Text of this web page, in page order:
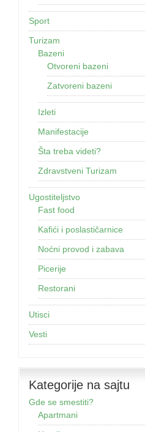
Sport
Turizam
Bazeni
Otvoreni bazeni
Zatvoreni bazeni
Izleti
Manifestacije
Šta treba videti?
Zdravstveni Turizam
Ugostiteljstvo
Fast food
Kafići i poslastičarnice
Noćni provod i zabava
Picerije
Restorani
Utisci
Vesti
Kategorije na sajtu
Gde se smestiti?
Apartmani